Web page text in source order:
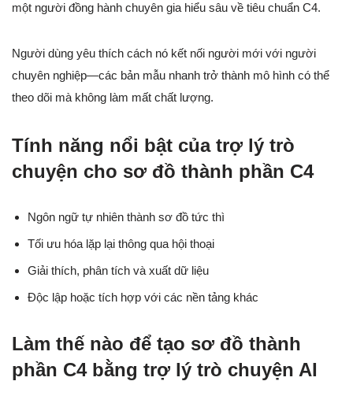
một người đồng hành chuyên gia hiểu sâu về tiêu chuẩn C4.
Người dùng yêu thích cách nó kết nối người mới với người
chuyên nghiệp—các bản mẫu nhanh trở thành mô hình có thể
theo dõi mà không làm mất chất lượng.
Tính năng nổi bật của trợ lý trò
chuyện cho sơ đồ thành phần C4
Ngôn ngữ tự nhiên thành sơ đồ tức thì
Tối ưu hóa lặp lại thông qua hội thoại
Giải thích, phân tích và xuất dữ liệu
Độc lập hoặc tích hợp với các nền tảng khác
Làm thế nào để tạo sơ đồ thành
phần C4 bằng trợ lý trò chuyện AI